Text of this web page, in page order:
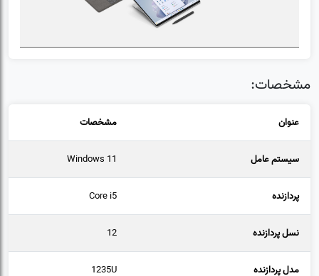
مشخصات:
عنوان مشخصات
سیستم عامل Windows 11
پردازنده Core i5
نسل پردازنده 12
مدل پردازنده 1235U